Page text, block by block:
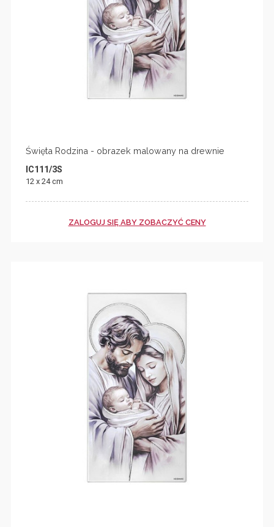
Święta Rodzina - obrazek malowany na drewnie
IC111/3S
12 x 24 cm
ZALOGUJ SIĘ ABY ZOBACZYĆ CENY